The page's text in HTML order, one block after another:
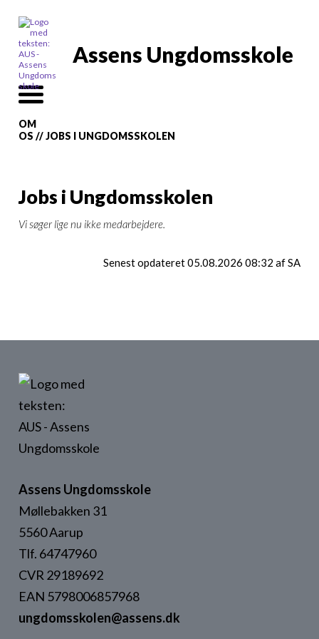
Assens Ungdomsskole
OM
OS //JOBS I UNGDOMSSKOLEN
Jobs i Ungdomsskolen
Vi søger lige nu ikke medarbejdere.
Senest opdateret 05.08.2026 08:32 af SA
Assens Ungdomsskole
Møllebakken 31
5560 Aarup
Tlf. 64747960
CVR 29189692
EAN 5798006857968
ungdomsskolen@assens.dk